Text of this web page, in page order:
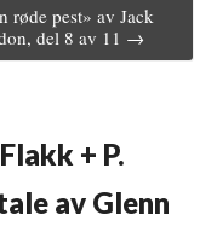
røde pest» av Jack
del 8 av 11 →
+ P.
av Glenn